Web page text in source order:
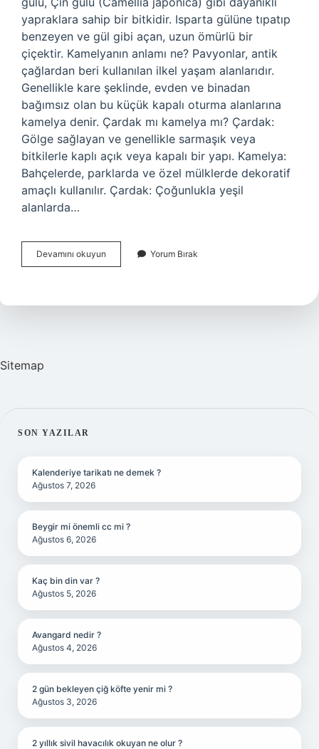
yapraklara sahip bir bitkidir. Isparta gülüne tıpatıp
benzeyen ve gül gibi açan, uzun ömürlü bir
çiçektir. Kamelyanın anlamı ne? Pavyonlar, antik
çağlardan beri kullanılan ilkel yaşam alanlarıdır.
Genellikle kare şeklinde, evden ve binadan
bağımsız olan bu küçük kapalı oturma alanlarına
kamelya denir. Çardak mı kamelya mı? Çardak:
Gölge sağlayan ve genellikle sarmaşık veya
bitkilerle kaplı açık veya kapalı bir yapı. Kamelya:
Bahçelerde, parklarda ve özel mülklerde dekoratif
amaçlı kullanılır. Çardak: Çoğunlukla yeşil
alanlarda…
Devamını okuyun
Kamelya
Yorum Bırak
Sitemap
SIDEBAR
SON YAZILAR
Kalenderiye tarikatı ne demek ?
Ağustos 7, 2026
Beygir mi önemli cc mi ?
Ağustos 6, 2026
Kaç bin din var ?
Ağustos 5, 2026
Avangard nedir ?
Ağustos 4, 2026
2 gün bekleyen çiğ köfte yenir mi ?
Ağustos 3, 2026
2 yıllık sivil havacılık okuyan ne olur ?